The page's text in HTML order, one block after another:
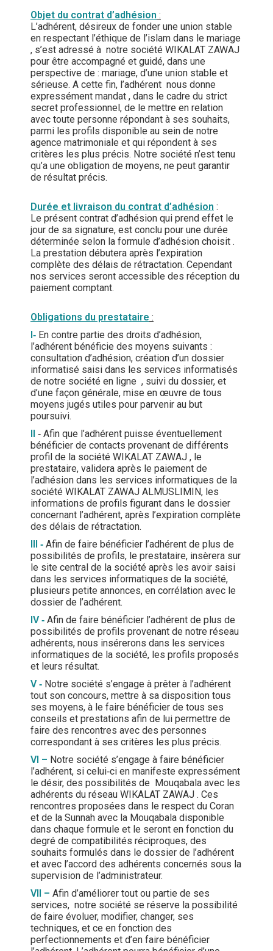
Objet du contrat d’adhésion :
L’adhérent, désireux de fonder une union stable
en respectant l’éthique de l’islam dans le mariage
, s’est adressé à notre société WIKALAT ZAWAJ
pour être accompagné et guidé, dans une
perspective de : mariage, d’une union stable et
sérieuse. A cette fin, l’adhérent nous donne
expressément mandat , dans le cadre du strict
secret professionnel, de le mettre en relation
avec toute personne répondant à ses souhaits,
parmi les profils disponible au sein de notre
agence matrimoniale et qui répondent à ses
critères les plus précis. Notre société n’est tenu
qu’a une obligation de moyens, ne peut garantir
de résultat précis.
Durée et livraison du contrat d’adhésion :
Le présent contrat d’adhésion qui prend effet le
jour de sa signature, est conclu pour une durée
déterminée selon la formule d’adhésion choisit .
La prestation débutera après l’expiration
complète des délais de rétractation. Cependant
nos services seront accessible des réception du
paiement comptant.
Obligations du prestataire :
I‐ En contre partie des droits d’adhésion,
l’adhérent bénéficie des moyens suivants :
consultation d’adhésion, création d’un dossier
informatisé saisi dans les services informatisés
de notre société en ligne , suivi du dossier, et
d’une façon générale, mise en œuvre de tous
moyens jugés utiles pour parvenir au but
poursuivi.
II ‐ Afin que l’adhérent puisse éventuellement
bénéficier de contacts provenant de différents
profil de la société WIKALAT ZAWAJ , le
prestataire, validera après le paiement de
l’adhésion dans les services informatiques de la
société WIKALAT ZAWAJ ALMUSLIMIN, les
informations de profils figurant dans le dossier
concernant l’adhérent, après l’expiration complète
des délais de rétractation.
III ‐ Afin de faire bénéficier l’adhérent de plus de
possibilités de profils, le prestataire, insèrera sur
le site central de la société après les avoir saisi
dans les services informatiques de la société,
plusieurs petite annonces, en corrélation avec le
dossier de l’adhérent.
IV‐ Afin de faire bénéficier l’adhérent de plus de
possibilités de profils provenant de notre réseau
adhérents, nous insérerons dans les services
informatiques de la société, les profils proposés
et leurs résultat.
V‐ Notre société s’engage à prêter à l’adhérent
tout son concours, mettre à sa disposition tous
ses moyens, à le faire bénéficier de tous ses
conseils et prestations afin de lui permettre de
faire des rencontres avec des personnes
correspondant à ses critères les plus précis.
VI – Notre société s’engage à faire bénéficier
l’adhérent, si celui‐ci en manifeste expressément
le désir, des possibilités de Mouqabala avec les
adhérents du réseau WIKALAT ZAWAJ . Ces
rencontres proposées dans le respect du Coran
et de la Sunnah avec la Mouqabala disponible
dans chaque formule et le seront en fonction du
degré de compatibilités réciproques, des
souhaits formulés dans le dossier de l’adhérent
et avec l’accord des adhérents concernés sous la
supervision de l’administrateur.
VII – Afin d’améliorer tout ou partie de ses
services, notre société se réserve la possibilité
de faire évoluer, modifier, changer, ses
techniques, et ce en fonction des
perfectionnements et d’en faire bénéficier